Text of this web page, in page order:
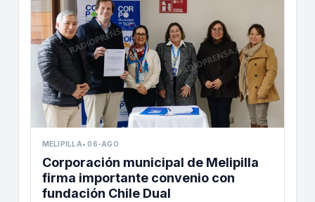
MELIPILLA•06-AGO
Corporación municipal de Melipilla
firma importante convenio con
fundación Chile Dual